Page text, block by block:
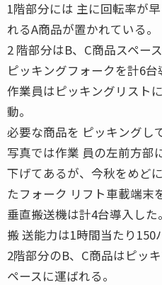
1階部分には 主に回転率が
れるA商品が置かれている。
2 階部分はB、C商品スペース
ピッキングフォークを計6台
作業員はピッキングリスト
動。
必要な商品を ピッキングし
写真では作業 員の左前方部
下げてあるが、今秋をめど
たフォーク リフト車載端末
垂直搬送機は計4台導入した。
搬 送能力は1時間当たり150
2階部分のB、C商品はピッ
ペースに運ばれる。